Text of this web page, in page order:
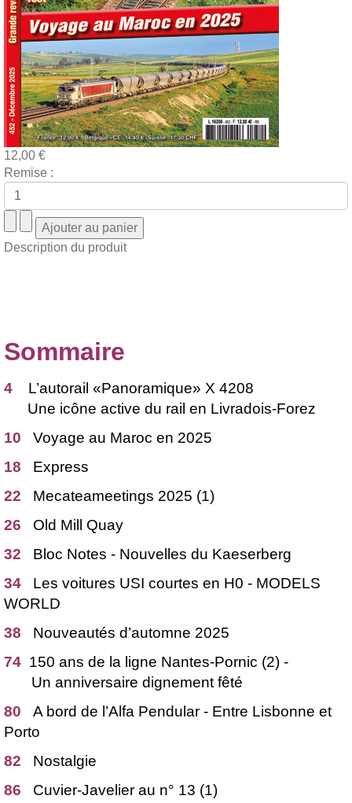
12,00 €
Remise :
Description du produit
Sommaire
4 L’autorail «Panoramique» X 4208
Une icône active du rail en Livradois-Forez
10 Voyage au Maroc en 2025
18 Express
22 Mecateameetings 2025 (1)
26 Old Mill Quay
32 Bloc Notes - Nouvelles du Kaeserberg
34 Les voitures USI courtes en H0 - MODELS
WORLD
38 Nouveautés d’automne 2025
74 150 ans de la ligne Nantes-Pornic (2) -
Un anniversaire dignement fêté
80 A bord de l’Alfa Pendular - Entre Lisbonne et
Porto
82 Nostalgie
86 Cuvier-Javelier au n° 13 (1)